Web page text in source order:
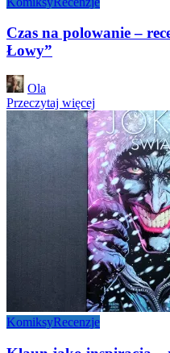
Czas na polowanie –
Łowy”
Posted
by
Ola
Przeczytaj więcej
KomiksyRecenzje